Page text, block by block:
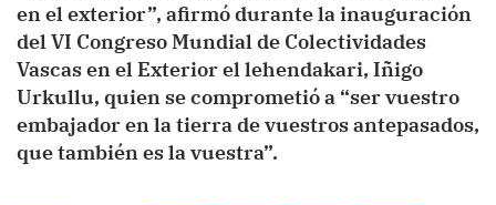
en el exterior”, afirmó durante la inauguración
del VI Congreso Mundial de Colectividades
Vascas en el Exterior el lehendakari, Iñigo
Urkullu, quien se comprometió a “ser vuestro
embajador en la tierra de vuestros antepasados,
que también es la vuestra”.